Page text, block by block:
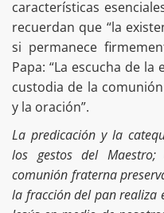
características
recuerdan que “la
si permanece
Papa: “La escucha de
custodia de la
y la oración”.
La predicación y la
los gestos del
comunión fraterna
la fracción del pan realiza